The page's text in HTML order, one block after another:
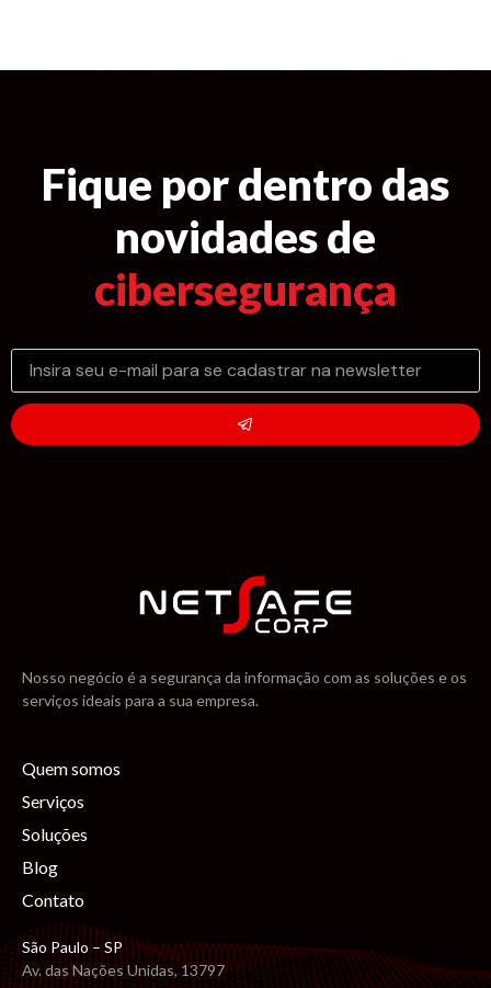
Fique por dentro das
novidades de
cibersegurança
Nosso negócio é a segurança da informação com as soluções e os
serviços ideais para a sua empresa.
Quem somos
Serviços
Soluções
Blog
Contato
São Paulo – SP
Av. das Nações Unidas, 13797